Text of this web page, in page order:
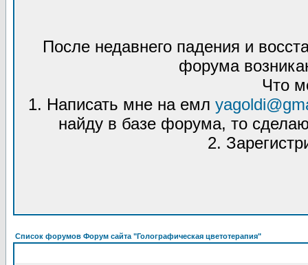
После недавнего падения и
форума
Что
1. Написать мне на емл
найду в базе форума, то
2.
Список форумов Форум сайта "Голографическая цветотерапия"